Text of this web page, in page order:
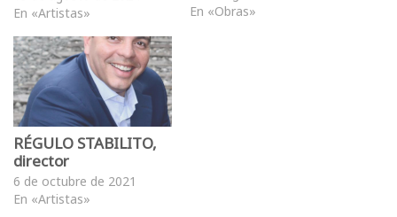
En «Artistas»
posibilidades del silencio:
En «Obras»
RÉGULO STABILITO,
director
6 de octubre de 2021
En «Artistas»